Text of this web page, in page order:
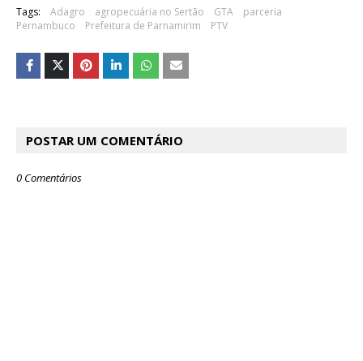
Tags: Adagro agropecuária no Sertão GTA
parceria
Pernambuco
Prefeitura de Parnamirim PTV
POSTAR UM COMENTÁRIO
0 Comentários